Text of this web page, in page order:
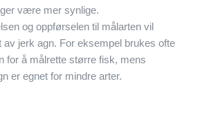
være mer synlige.
og oppførselen til målarten vil
av jerk agn. For eksempel brukes ofte
for å målrette større fisk, mens
er egnet for mindre arter.